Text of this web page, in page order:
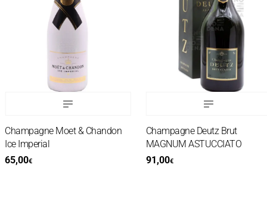
Moet & Chandon
Imperial
€
Champagne Deutz Brut
MAGNUM ASTUCCIATO
91,00€